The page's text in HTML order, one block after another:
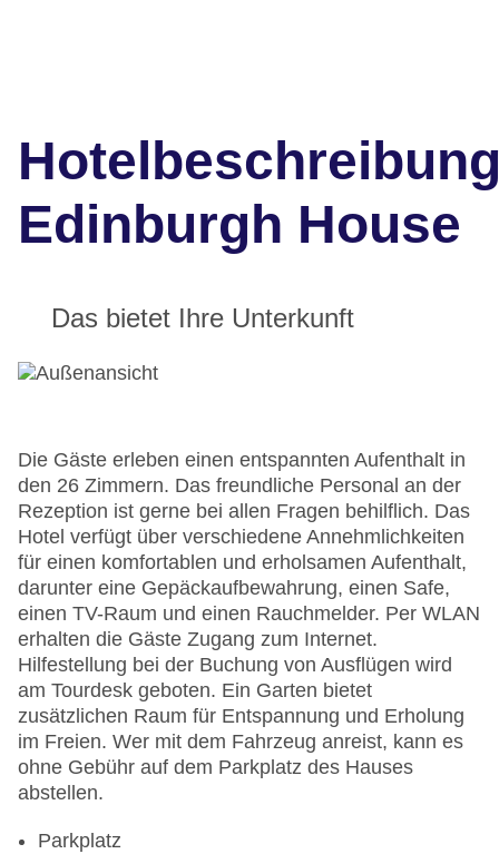
Edinburgh House
Das bietet Ihre Unterkunft
Die Gäste erleben einen entspannten Aufenthalt in
den 26 Zimmern. Das freundliche Personal an der
Rezeption ist gerne bei allen Fragen behilflich. Das
Hotel verfügt über verschiedene Annehmlichkeiten
für einen komfortablen und erholsamen Aufenthalt,
darunter eine Gepäckaufbewahrung, einen Safe,
einen TV-Raum und einen Rauchmelder. Per WLAN
erhalten die Gäste Zugang zum Internet.
Hilfestellung bei der Buchung von Ausflügen wird
am Tourdesk geboten. Ein Garten bietet
zusätzlichen Raum für Entspannung und Erholung
im Freien. Wer mit dem Fahrzeug anreist, kann es
ohne Gebühr auf dem Parkplatz des Hauses
abstellen.
Parkplatz